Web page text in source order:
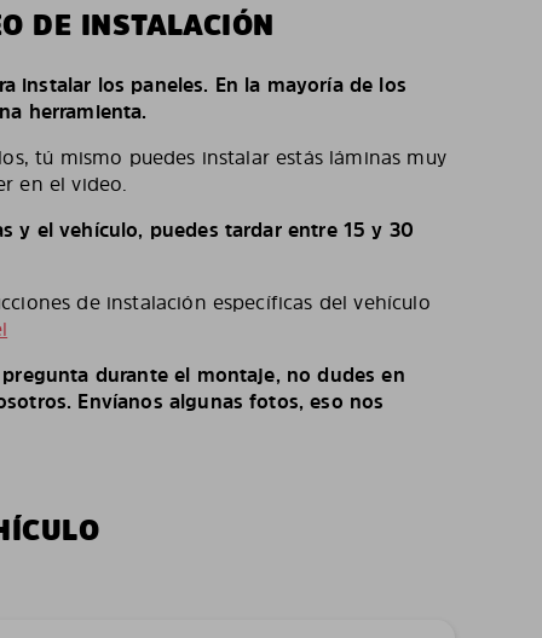
DE INSTALACIÓN
instalar los paneles. En la mayoría de los
herramienta.
tú mismo puedes instalar estás láminas muy
en el video.
y el vehículo, puedes tardar entre 15 y 30
de instalación específicas del vehículo
durante el montaje, no dudes en
Envíanos algunas fotos, eso nos